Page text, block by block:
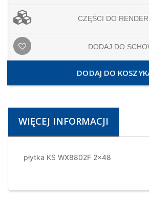
CZĘŚCI DO
DODAJ DO
DODAJ DO
WIĘCEJ INFORMACJI
płytka KS WX8802F 2x48